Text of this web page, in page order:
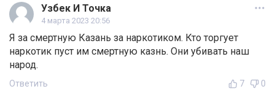
Узбек И Точка
4 марта 2023 20:56
Я за смертную Казань за наркотиком. Кто торгует
наркотик пуст им смертную казнь. Они убивать наш
народ.
Ответить 7 0